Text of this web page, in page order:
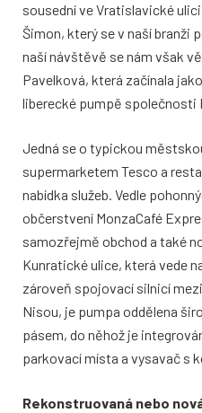
sousední ve Vratislavické
Šimon, který se v naší branži
naší návštěvě se nám však
Pavelková, která začínala
liberecké pumpě společnosti
Jedná se o typickou
supermarketem Tesco a
nabídka služeb. Vedle
občerstvení MonzaCafé
samozřejmě obchod a také
Kunratické ulice, která vede
zároveň spojovací silnicí
Nisou, je pumpa oddělena
pásem, do něhož je
parkovací místa a vysavač s
Rekonstruovaná nebo